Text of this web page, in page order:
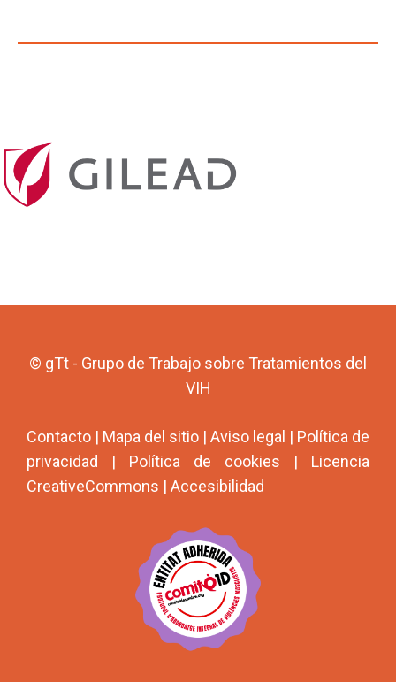
© gTt - Grupo de Trabajo sobre Tratamientos del
VIH
Contacto | Mapa del sitio | Aviso legal | Política de
privacidad | Política de cookies | Licencia
CreativeCommons | Accesibilidad